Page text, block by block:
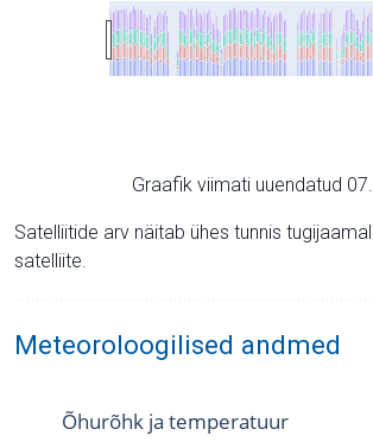
Graafik viimati uuendatud
Satelliitide arv näitab ühes tunnis
satelliite.
Meteoroloogilised andmed
Õhurõhk ja temperatuur